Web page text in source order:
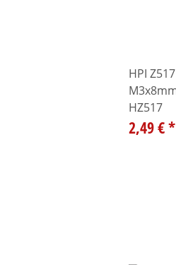
HPI
HZ517
2,49 €*